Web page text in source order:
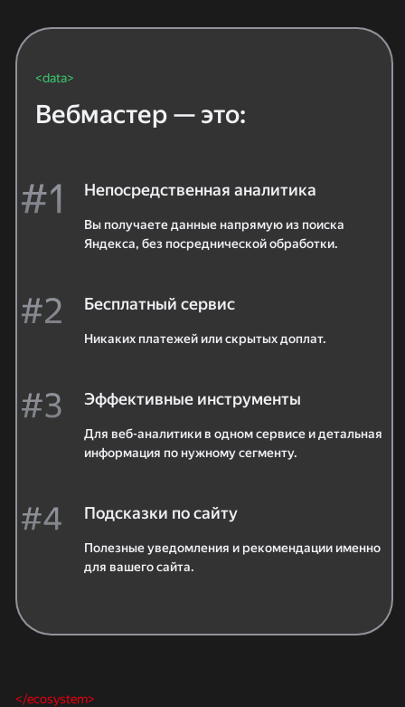
<data>
Вебмастер — это:
Непосредственная аналитика
Вы получаете данные напрямую из поиска
Яндекса, без посреднической обработки.
Бесплатный сервис
Никаких платежей или скрытых доплат.
Эффективные инструменты
Для веб-аналитики в одном сервисе и детальная
информация по нужному сегменту.
Подсказки по сайту
Полезные уведомления и рекомендации именно
для вашего сайта.
</ecosystem>